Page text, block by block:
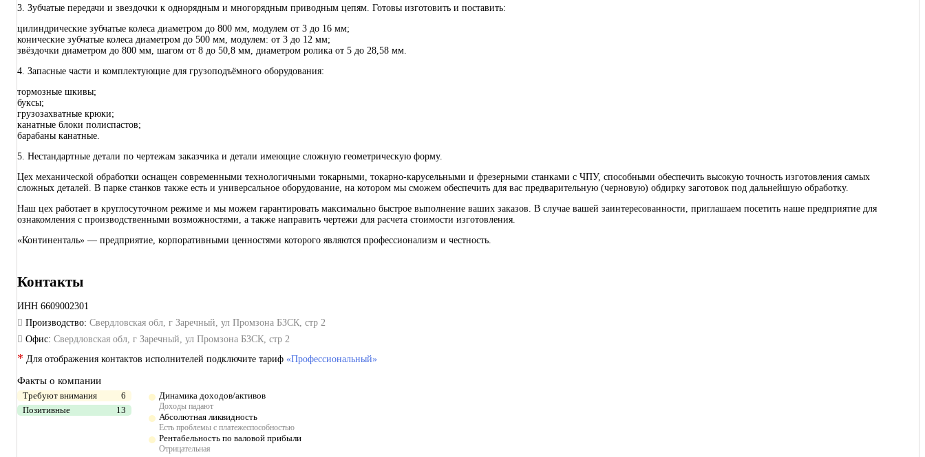
3. Зубчатые передачи и звездочки к однорядным и многорядным приводным цепям. Готовы изготовить и поставить:
цилиндрические зубчатые колеса диаметром до 800 мм, модулем от 3 до 16 мм;
конические зубчатые колеса диаметром до 500 мм, модулем: от 3 до 12 мм;
звёздочки диаметром до 800 мм, шагом от 8 до 50,8 мм, диаметром ролика от 5 до 28,58 мм.
4. Запасные части и комплектующие для грузоподъёмного оборудования:
тормозные шкивы;
буксы;
грузозахватные крюки;
канатные блоки полиспастов;
барабаны канатные.
5. Нестандартные детали по чертежам заказчика и детали имеющие сложную геометрическую форму.
Цех механической обработки оснащен современными технологичными токарными, токарно-карусельными и фрезерными станками с ЧПУ, способными обеспечить высокую точность изготовления самых
сложных деталей. В парке станков также есть и универсальное оборудование, на котором мы сможем обеспечить для вас предварительную (черновую) обдирку заготовок под дальнейшую обработку.
Наш цех работает в круглосуточном режиме и мы можем гарантировать максимально быстрое выполнение ваших заказов. В случае вашей заинтересованности, приглашаем посетить наше предприятие для
ознакомления с производственными возможностями, а также направить чертежи для расчета стоимости изготовления.
«Континенталь» — предприятие, корпоративными ценностями которого являются профессионализм и честность.
Контакты
ИНН 6609002301
Производство: Свердловская обл, г Заречный, ул Промзона БЗСК, стр 2
Офис: Свердловская обл, г Заречный, ул Промзона БЗСК, стр 2
* Для отображения контактов исполнителей подключите тариф «Профессиональный»
Факты о компании
Требуют внимания
6
Позитивные
13
Динамика доходов/активов
Доходы падают
Абсолютная ликвидность
Есть проблемы с платежеспособностью
Рентабельность по валовой прибыли
Отрицательная